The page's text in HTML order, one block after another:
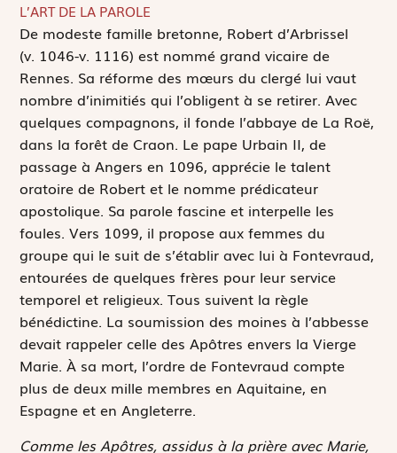
L’ART DE LA PAROLE
De modeste famille bretonne, Robert d’Arbrissel
(v. 1046-v. 1116) est nommé grand vicaire de
Rennes. Sa réforme des mœurs du clergé lui vaut
nombre d’inimitiés qui l’obligent à se retirer. Avec
quelques compagnons, il fonde l’abbaye de La Roë,
dans la forêt de Craon. Le pape Urbain II, de
passage à Angers en 1096, apprécie le talent
oratoire de Robert et le nomme prédicateur
apostolique. Sa parole fascine et interpelle les
foules. Vers 1099, il propose aux femmes du
groupe qui le suit de s’établir avec lui à Fontevraud,
entourées de quelques frères pour leur service
temporel et religieux. Tous suivent la règle
bénédictine. La soumission des moines à l’abbesse
devait rappeler celle des Apôtres envers la Vierge
Marie. À sa mort, l’ordre de Fontevraud compte
plus de deux mille membres en Aquitaine, en
Espagne et en Angleterre.
Comme les Apôtres, assidus à la prière avec Marie,